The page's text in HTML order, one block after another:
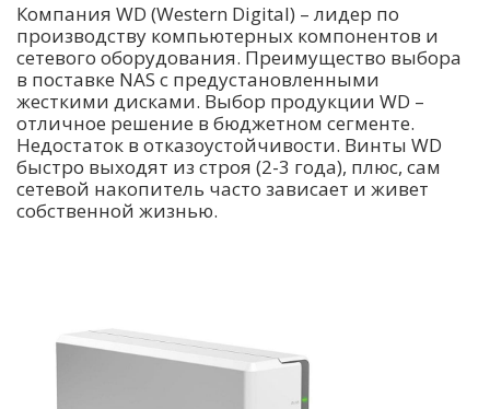
Компания WD (Western Digital) – лидер по
производству компьютерных компонентов и
сетевого оборудования. Преимущество выбора
в поставке NAS с предустановленными
жесткими дисками. Выбор продукции WD –
отличное решение в бюджетном сегменте.
Недостаток в отказоустойчивости. Винты WD
быстро выходят из строя (2-3 года), плюс, сам
сетевой накопитель часто зависает и живет
собственной жизнью.